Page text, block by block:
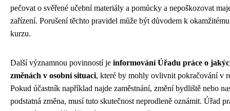
pečovat o svěřené učební materiály a pomůcky a nepoškozovat
zařízení. Porušení těchto pravidel může být důvodem k
kurzu.
Další významnou povinností je informování Úřadu práce o
změnách v osobní situaci, které by mohly ovlivnit pokračování v
Pokud účastník například najde zaměstnání, změní bydliště nebo
podstatná změna, musí tuto skutečnost neprodleně oznámit. Úřad